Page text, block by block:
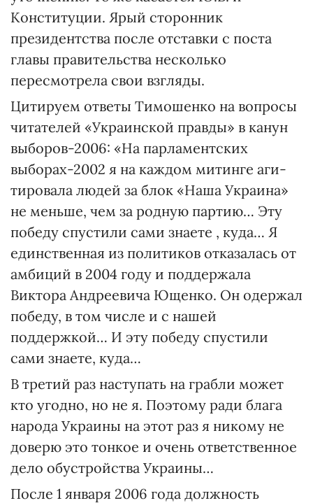
Конституции. Ярый сторонник
президентства после отставки с поста
главы правительства несколько
пересмотрела свои взгляды.
Цитируем ответы Тимошенко на вопросы
читателей «Украин­ской правды» в канун
выборов-2006: «На парламентских
выборах-2002 я на каждом митинге аги­
тировала людей за блок «На­ша Ук­раина»
не меньше, чем за родную партию… Эту
победу спустили сами знаете , куда… Я
единственная из политиков отказалась от
амбиций в 2004 году и под­дер­жала
Виктора Андреевича Ющен­ко. Он одержал
победу, в том числе и с нашей
поддержкой… И эту победу спустили
сами знаете, куда…
В третий раз наступать на грабли может
кто угодно, но не я. Поэтому ради блага
народа Украины на этот раз я никому не
доверю это тонкое и очень ответственное
дело обустройства Украины…
После 1 января 2006 года должность